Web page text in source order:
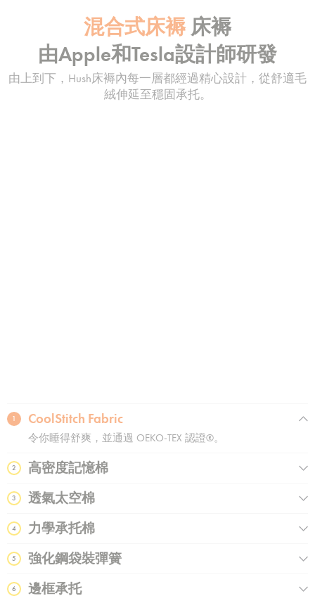
混合式床褥 床褥
由Apple和Tesla設計師研發
由上到下，Hush床褥內每一層都經過精心設計，從舒適毛
絨伸延至穩固承托。
1 CoolStitch Fabric
令你睡得舒爽，並通過 OEKO-TEX 認證®️。
2 高密度記憶棉
3 透氣太空棉
4 力學承托棉
5 強化鋼袋裝彈簧
6 邊框承托